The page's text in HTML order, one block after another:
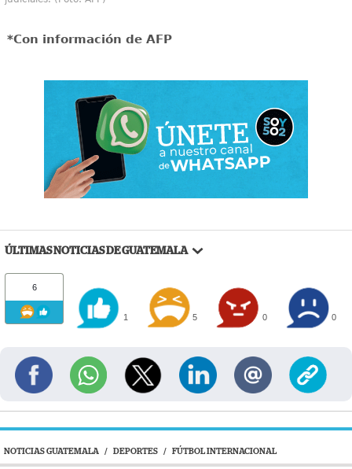
*Con información de AFP
ÚLTIMAS NOTICIAS DE GUATEMALA
6
1 5 0 0
NOTICIAS GUATEMALA / DEPORTES / FÚTBOL INTERNACIONAL